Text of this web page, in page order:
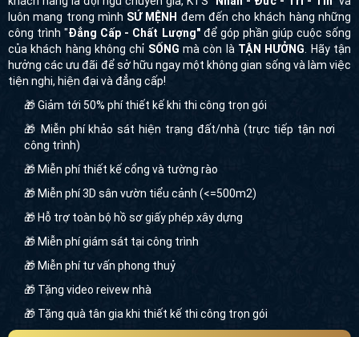
luôn mang trong mình SỨ MỆNH đem đến cho khách hàng những
công trình "Đẳng Cấp - Chất Lượng"để góp phần giúp cuộc sống
của khách hàng không chỉ SỐNG mà còn là TẬN HƯỞNG. Hãy tận
hưởng các ưu đãi để sở hữu ngay một không gian sống và làm việc
tiện nghi, hiện đại và đẳng cấp!
🎁 Giảm tới 50% phí thiết kế khi thi công trọn gói
🎁 Miễn phí khảo sát hiện trạng đất/nhà (trực tiếp tận nơi
công trình)
🎁 Miễn phí thiết kế cổng và tường rào
🎁 Miễn phí 3D sân vườn tiểu cảnh (<=500m2)
🎁 Hỗ trợ toàn bộ hồ sơ giấy phép xây dựng
🎁 Miễn phí giám sát tại công trình
🎁 Miễn phí tư vấn phong thuỷ
🎁 Tặng video reivew nhà
🎁 Tặng quà tân gia khi thiết kế thi công trọn gói